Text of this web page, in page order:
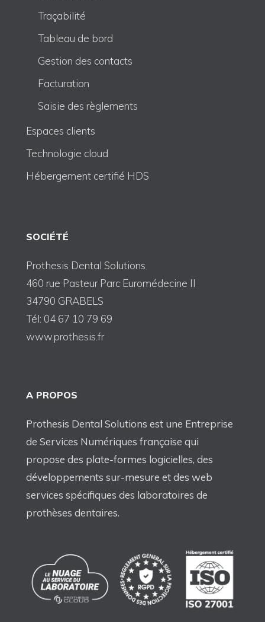
Traçabilité
Tableau de bord
Gestion des contacts
Facturation
Saisie des règlements
Espaces clients
Technologie cloud
Hébergement certifié HDS
SOCIÉTÉ
Prothesis Dental Solutions
460 rue Pasteur Parc Euromédecine II
34790 GRABELS
Tél: 04 67 10 79 69
www.prothesis.fr
A PROPOS
Prothesis Dental Solutions est une Entreprise
de Services Numériques française qui
propose des plate-formes logicielles, des
développements sur-mesure et des web
services spécifiques des laboratoires de
prothèses dentaires.